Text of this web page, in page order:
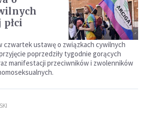
czwartek ustawę o związkach cywilnych
poprzedziły tygodnie gorących
manifestacji przeciwników i zwolenników